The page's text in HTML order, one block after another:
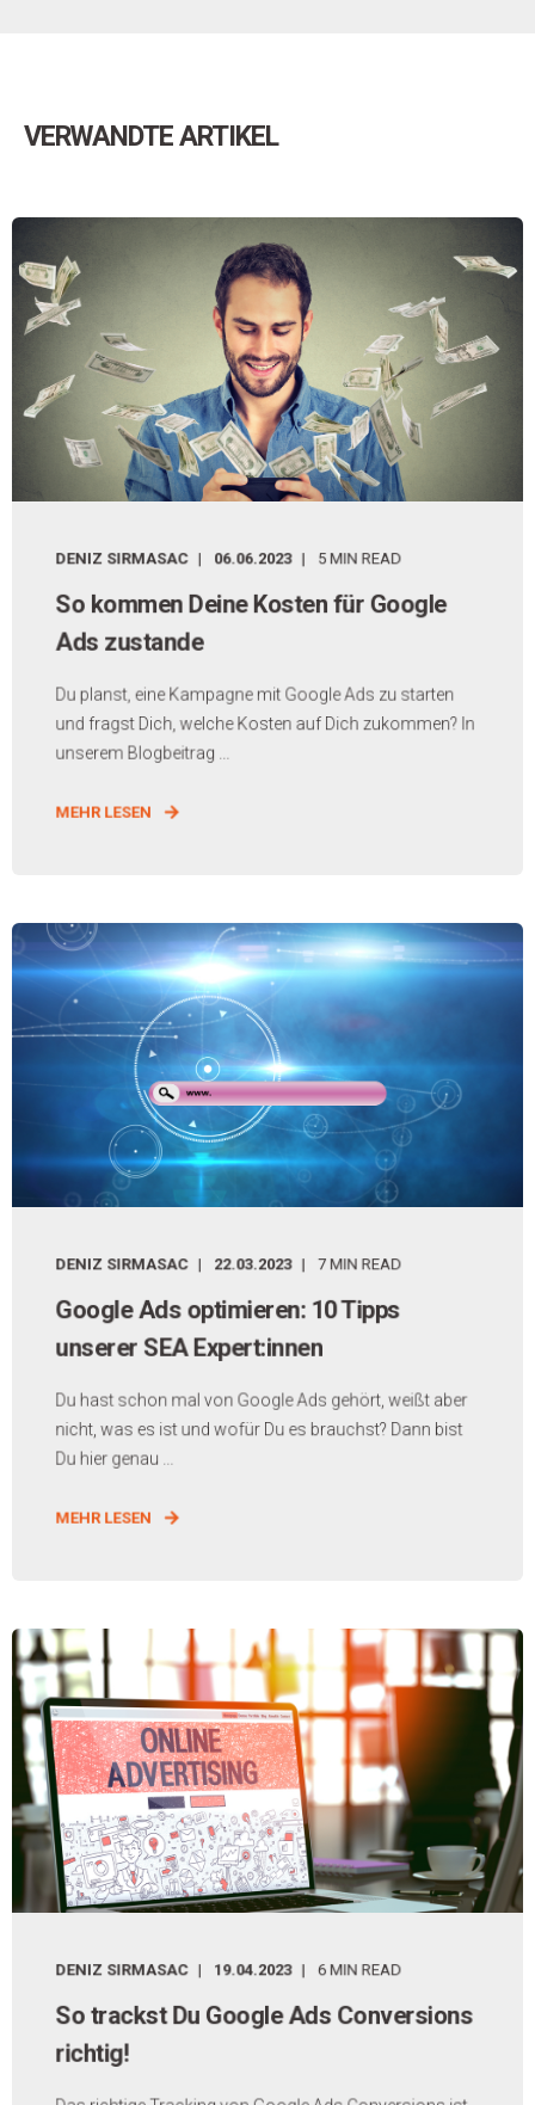
VERWANDTE ARTIKEL
DENIZ SIRMASAC 06.06.2023 5 MIN READ
So kommen Deine Kosten für Google
Ads zustande
Du planst, eine Kampagne mit Google Ads zu starten
und fragst Dich, welche Kosten auf Dich zukommen? In
unserem Blogbeitrag ...
MEHR LESEN
DENIZ SIRMASAC 22.03.2023 7 MIN READ
Google Ads optimieren: 10 Tipps
unserer SEA Expert:innen
Du hast schon mal von Google Ads gehört, weißt aber
nicht, was es ist und wofür Du es brauchst? Dann bist
Du hier genau ...
MEHR LESEN
DENIZ SIRMASAC 19.04.2023 6 MIN READ
So trackst Du Google Ads Conversions
richtig!